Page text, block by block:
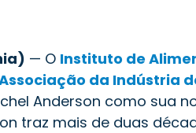
— O Instituto de
da Indústria
Anderson como sua
traz mais de duas